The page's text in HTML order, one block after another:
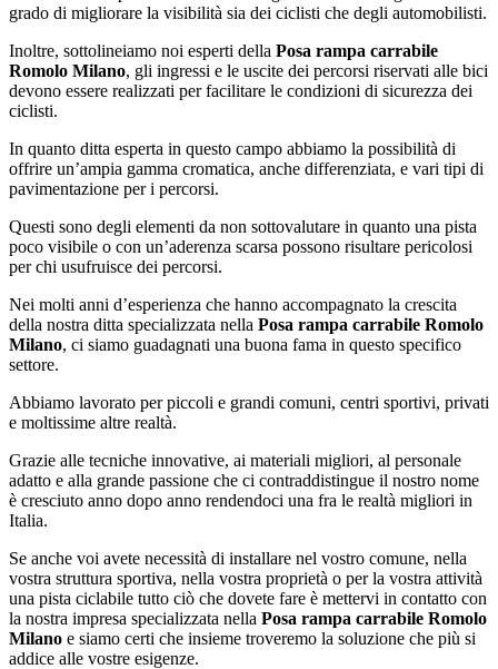
grado di migliorare la visibilità sia dei ciclisti che degli automobilisti.
Inoltre, sottolineiamo noi esperti della Posa rampa carrabile
Romolo Milano, gli ingressi e le uscite dei percorsi riservati alle bici
devono essere realizzati per facilitare le condizioni di sicurezza dei
ciclisti.
In quanto ditta esperta in questo campo abbiamo la possibilità di
offrire un’ampia gamma cromatica, anche differenziata, e vari tipi di
pavimentazione per i percorsi.
Questi sono degli elementi da non sottovalutare in quanto una pista
poco visibile o con un’aderenza scarsa possono risultare pericolosi
per chi usufruisce dei percorsi.
Nei molti anni d’esperienza che hanno accompagnato la crescita
della nostra ditta specializzata nella Posa rampa carrabile Romolo
Milano, ci siamo guadagnati una buona fama in questo specifico
settore.
Abbiamo lavorato per piccoli e grandi comuni, centri sportivi, privati
e moltissime altre realtà.
Grazie alle tecniche innovative, ai materiali migliori, al personale
adatto e alla grande passione che ci contraddistingue il nostro nome
è cresciuto anno dopo anno rendendoci una fra le realtà migliori in
Italia.
Se anche voi avete necessità di installare nel vostro comune, nella
vostra struttura sportiva, nella vostra proprietà o per la vostra attività
una pista ciclabile tutto ciò che dovete fare è mettervi in contatto con
la nostra impresa specializzata nella Posa rampa carrabile Romolo
Milano e siamo certi che insieme troveremo la soluzione che più si
addice alle vostre esigenze.